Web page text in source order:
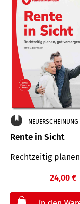
NEUERSCHEINUNG
Rente in Sicht
Rechtzeitig
24,00 €